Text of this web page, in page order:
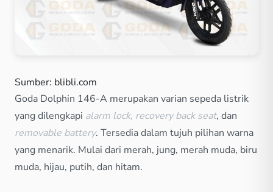
Sumber: blibli.com
Goda Dolphin 146-A merupakan varian sepeda listrik
yang dilengkapi alarm lock, recovery back seat, dan
removable battery. Tersedia dalam tujuh pilihan warna
yang menarik. Mulai dari merah, jung, merah muda, biru
muda, hijau, putih, dan hitam.